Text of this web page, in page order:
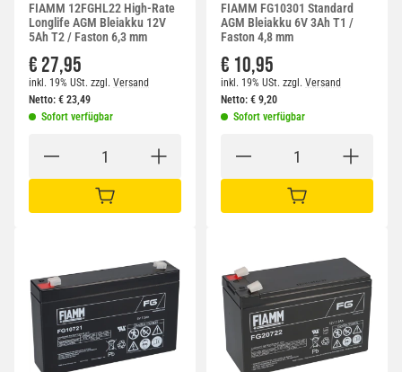
FIAMM 12FGHL22 High-Rate
Longlife AGM Bleiakku 12V
5Ah T2 / Faston 6,3 mm
€ 27,95
inkl. 19% USt. zzgl. Versand
Netto: € 23,49
Sofort verfügbar
IN DEN WARENKORB
FIAMM FG10301 Standard
AGM Bleiakku 6V 3Ah T1 /
Faston 4,8 mm
€ 10,95
inkl. 19% USt. zzgl. Versand
Netto: € 9,20
Sofort verfügbar
IN DEN WARENKORB